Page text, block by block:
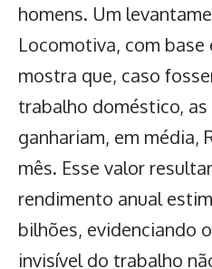
homens. Um
Locomotiva, com base
mostra que, caso
trabalho doméstico,
ganhariam, em média,
mês. Esse valor
rendimento anual
bilhões, evidenciando
invisível do trabalho